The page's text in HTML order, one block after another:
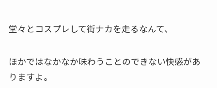
堂々とコスプレして街ナカを走るなんて、
ほかではなかなか味わうことのできない快感があ
りますよ。